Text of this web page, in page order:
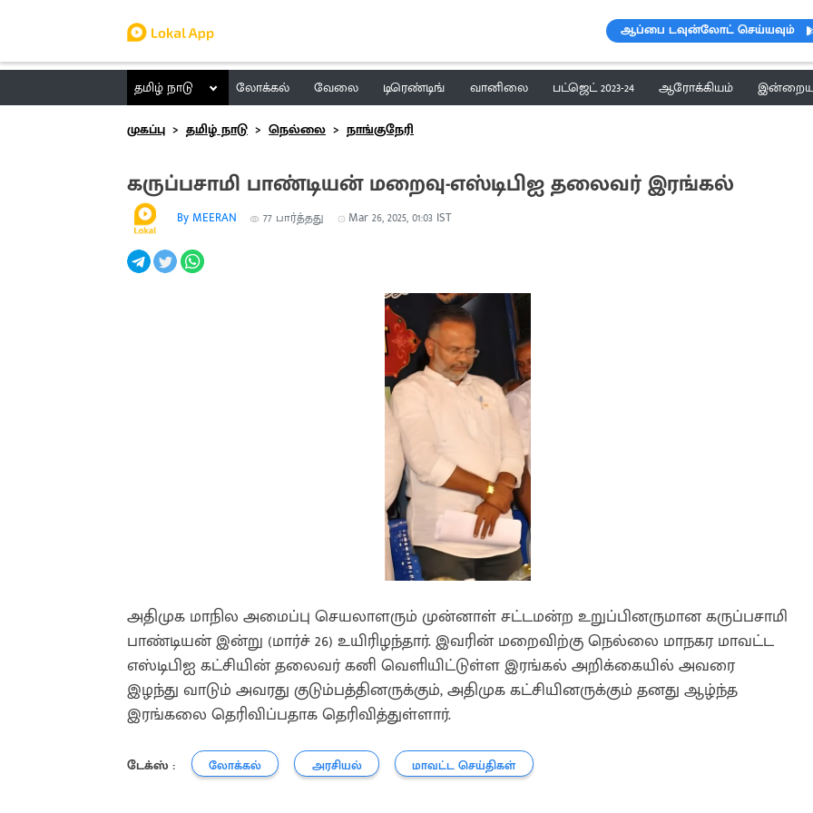
ஆப்பை டவுன்லோட் செய்யவும்
தமிழ் நாடு லோக்கல் வேலை டிரெண்டிங் வானிலை பட்ஜெட் 2023-24 ஆரோக்கியம் இன்றைய
முகப்பு
தமிழ் நாடு நெல்லை நாங்குநேரி
கருப்பசாமி பாண்டியன் மறைவு-எஸ்டிபிஐ தலைவர் இரங்கல்
By MEERAN 77 பார்த்தது Mar 26, 2025, 01:03 IST
அதிமுக மாநில அமைப்பு செயலாளரும் முன்னாள் சட்டமன்ற உறுப்பினருமான கருப்பசாமி
பாண்டியன் இன்று (மார்ச் 26) உயிரிழந்தார். இவரின் மறைவிற்கு நெல்லை மாநகர மாவட்ட
எஸ்டிபிஐ கட்சியின் தலைவர் கனி வெளியிட்டுள்ள இரங்கல் அறிக்கையில் அவரை
இழந்து வாடும் அவரது குடும்பத்தினருக்கும், அதிமுக கட்சியினருக்கும் தனது ஆழ்ந்த
இரங்கலை தெரிவிப்பதாக தெரிவித்துள்ளார்.
டேக்ஸ் : லோக்கல் அரசியல் மாவட்ட செய்திகள்